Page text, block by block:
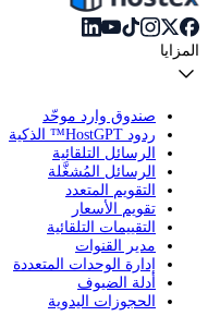
المزايا
صندوق وارد موحّد
ردود HostGPT™ الذكية
الرسائل التلقائية
الرسائل المُشغَّلة
التقويم المتعدد
تقويم الأسعار
التقييمات التلقائية
مدير القنوات
إدارة الوحدات المتعددة
أدلة الضيوف
الحجوزات اليدوية